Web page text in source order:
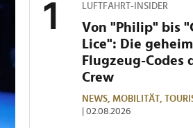
LUFTFAHRT-INSIDER
Von "Philip" bis
Lice": Die
Flugzeug-Codes
Crew
NEWS, MOBILITÄT,
| 02.08.2026